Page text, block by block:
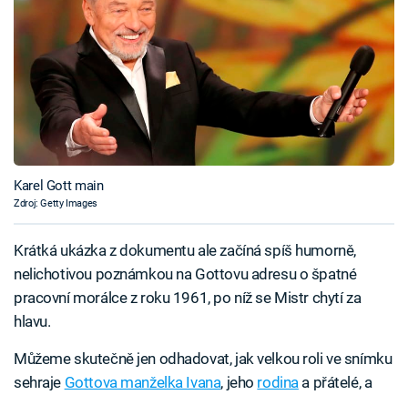
Karel Gott main
Zdroj: Getty Images
Krátká ukázka z dokumentu ale začíná spíš humorně,
nelichotivou poznámkou na Gottovu adresu o špatné
pracovní morálce z roku 1961, po níž se Mistr chytí za
hlavu.
Můžeme skutečně jen odhadovat, jak velkou roli ve snímku
sehraje Gottova manželka Ivana, jeho rodina a přátelé, a